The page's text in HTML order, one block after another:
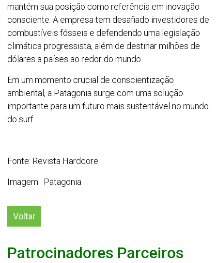
mantém sua posição como referência em inovação
consciente. A empresa tem desafiado investidores de
combustíveis fósseis e defendendo uma legislação
climática progressista, além de destinar milhões de
dólares a países ao redor do mundo.
Em um momento crucial de conscientização
ambiental, a Patagonia surge com uma solução
importante para um futuro mais sustentável no mundo
do surf.
Fonte: Revista Hardcore
Imagem: Patagonia
Voltar
Patrocinadores Parceiros